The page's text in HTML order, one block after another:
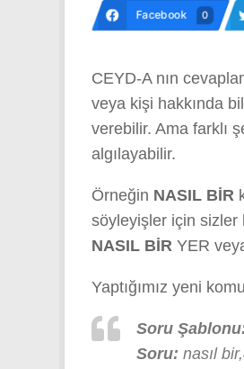
Facebook 0
CEYD-A nın
veya kişi hakkında
verebilir. Ama farklı
algılayabilir.
Örneğin NASIL BİR
söyleyişler için sizler
NASIL BİR YER
Yaptığımız yeni
Soru
Soru: nasıl